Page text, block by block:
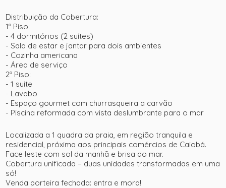
+ 27
Distribuição da Cobertura:
1º Piso:
- 4 dormitórios (2 suítes)
- Sala de estar e jantar para dois ambientes
- Cozinha americana
- Área de serviço
2º Piso:
- 1 suíte
- Lavabo
- Espaço gourmet com churrasqueira a carvão
- Piscina reformada com vista deslumbrante para o mar
Localizada a 1 quadra da praia, em região tranquila e
residencial, próxima aos principais comércios de Caiobá.
Face leste com sol da manhã e brisa do mar.
Cobertura unificada – duas unidades transformadas em uma
só!
Venda porteira fechada: entra e mora!